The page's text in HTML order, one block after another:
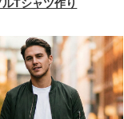
Tシャツ作り